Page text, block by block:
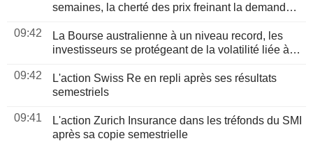
semaines, la cherté des prix freinant la demande
09:42
La Bourse australienne à un niveau record, les
investisseurs se protégeant de la volatilité liée à
09:42
L'action Swiss Re en repli après ses résultats
semestriels
09:41
L'action Zurich Insurance dans les tréfonds du SMI
après sa copie semestrielle